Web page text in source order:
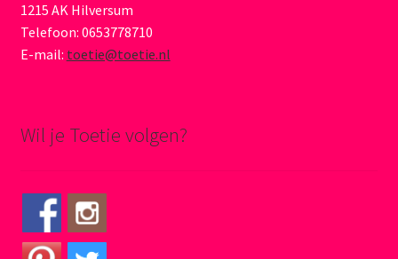
1215 AK Hilversum
Telefoon: 0653778710
E-mail: toetie@toetie.nl
Wil je Toetie volgen?